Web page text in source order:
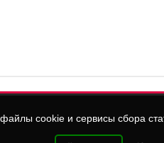
cookie и сервисы сбора